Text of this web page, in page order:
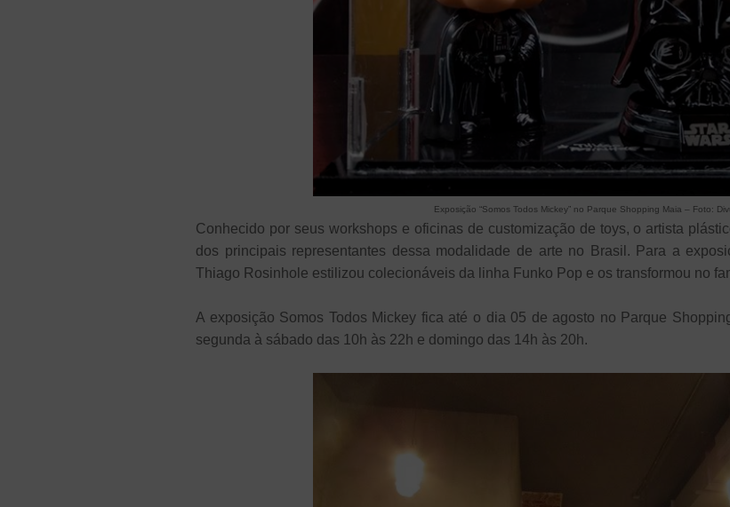
Exposição “Somos Todos Mickey” no Parque Shopping Maia – Foto:
Conhecido por seus workshops e oficinas de customização de toys, o artista
dos principais representantes dessa modalidade de arte no Brasil. Para a
Thiago Rosinhole estilizou colecionáveis da linha Funko Pop e os transformou no
A exposição Somos Todos Mickey fica até o dia 05 de agosto no Parque
segunda à sábado das 10h às 22h e domingo das 14h às 20h.